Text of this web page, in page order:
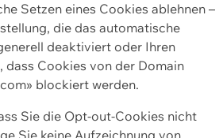
Setzen eines Cookies ablehnen –
die das automatische
deaktiviert oder Ihren
dass Cookies von der Domain
blockiert werden.
Sie die Opt-out-Cookies nicht